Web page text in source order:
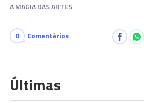
A MAGIA DAS ARTES
0 Comentários
Últimas